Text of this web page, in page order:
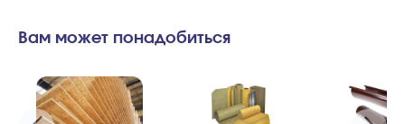
Вам может понадобиться